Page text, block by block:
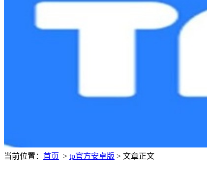
当前位置： 首页 > tp官方安卓版 > 文章正文